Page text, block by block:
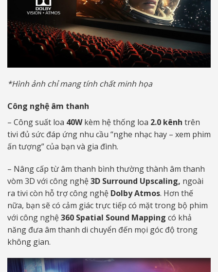
*Hình ảnh chỉ mang tính chất minh họa
Công nghệ âm thanh
– Công suất loa 40Wkèm hệ thống loa 2.0 kênh trên
tivi đủ sức đáp ứng nhu cầu “nghe nhạc hay – xem phim
ấn tượng” của bạn và gia đình.
– Nâng cấp từ âm thanh bình thường thành âm thanh
vòm 3D với công nghệ3D Surround Upscaling, ngoài
ra tivi còn hỗ trợ công nghệ Dolby Atmos. Hơn thế
nữa, bạn sẽ có cảm giác trực tiếp có mặt trong bộ phim
với công nghệ360 Spatial Sound Mapping có khả
năng đưa âm thanh di chuyển đến mọi góc độ trong
không gian.